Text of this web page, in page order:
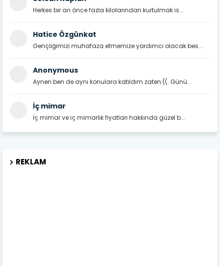
Herkes bir an önce fazla kilolarından kurtulmak is...
Hatice Özgünkat
Gençliğimizi muhafaza etmemize yardımcı olacak bes...
Anonymous
Aynen ben de aynı konulara katıldım zaten:((. Günü...
İç mimar
İç mimar ve iç mimarlık fiyatları hakkında güzel b...
REKLAM